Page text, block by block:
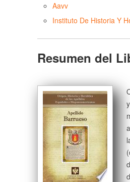
Aavv
Instituto De Historia Y
Resumen del